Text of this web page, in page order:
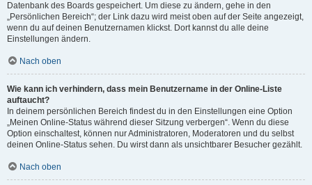
Datenbank des Boards gespeichert. Um diese zu ändern, gehe in den
„Persönlichen Bereich“; der Link dazu wird meist oben auf der Seite angezeigt,
wenn du auf deinen Benutzernamen klickst. Dort kannst du alle deine
Einstellungen ändern.
Nach oben
Wie kann ich verhindern, dass mein Benutzername in der Online-Liste
auftaucht?
In deinem persönlichen Bereich findest du in den Einstellungen eine Option
„Meinen Online-Status während dieser Sitzung verbergen“. Wenn du diese
Option einschaltest, können nur Administratoren, Moderatoren und du selbst
deinen Online-Status sehen. Du wirst dann als unsichtbarer Besucher gezählt.
Nach oben